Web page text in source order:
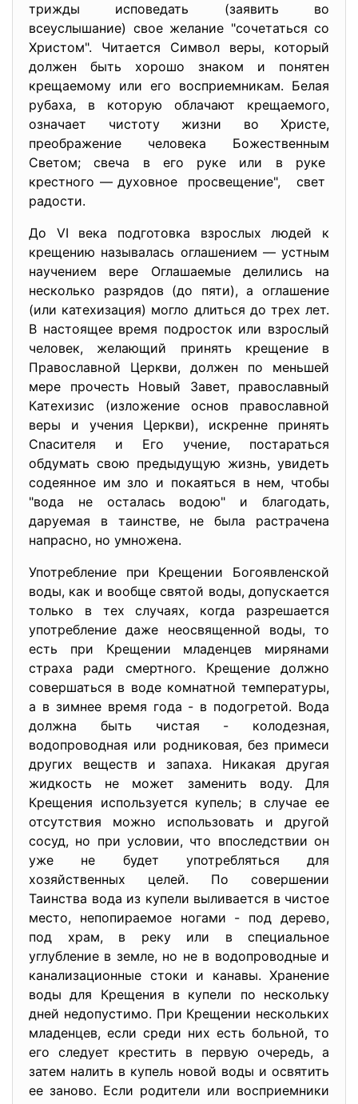
трижды исповедать (заявить во
всеуслышание) свое желание "сочетаться со
Христом". Читается Символ веры, который
должен быть хорошо знаком и понятен
крещаемому или его восприемникам. Белая
рубаха, в которую облачают крещаемого,
означает чистоту жизни во Христе,
преображение человека Божественным
Светом; свеча в его руке или в руке
крестного — духовное просвещение", свет
радости.
До VI века подготовка взрослых людей к
крещению называлась оглашением — устным
научением вере Оглашаемые делились на
несколько разрядов (до пяти), а оглашение
(или катехизация) могло длиться до трех лет.
В настоящее время подросток или взрослый
человек, желающий принять крещение в
Православной Церкви, должен по меньшей
мере прочесть Новый Завет, православный
Катехизис (изложение основ православной
веры и учения Церкви), искренне принять
Cnacителя и Его учение, постараться
обдумать свою предыдущую жизнь, увидеть
содеянное им зло и покаяться в нем, чтобы
"вода не осталась водою" и благодать,
даруемая в таинстве, не была растрачена
напрасно, но умножена.
Употребление при Крещении Богоявленской
воды, как и вообще святой воды, допускается
только в тех случаях, когда разрешается
употребление даже неосвященной воды, то
есть при Крещении младенцев мирянами
страха ради смертного. Крещение должно
совершаться в воде комнатной температуры,
а в зимнее время года - в подогретой. Вода
должна быть чистая - колодезная,
водопроводная или родниковая, без примеси
других веществ и запаха. Никакая другая
жидкость не может заменить воду. Для
Крещения используется купель; в случае ее
отсутствия можно использовать и другой
сосуд, но при условии, что впоследствии он
уже не будет употребляться для
хозяйственных целей. По совершении
Таинства вода из купели выливается в чистое
место, непопираемое ногами - под дерево,
под храм, в реку или в специальное
углубление в земле, но не в водопроводные и
канализационные стоки и канавы. Хранение
воды для Крещения в купели по нескольку
дней недопустимо. При Крещении нескольких
младенцев, если среди них есть больной, то
его следует крестить в первую очередь, а
затем налить в купель новой воды и освятить
ее заново. Если родители или восприемники